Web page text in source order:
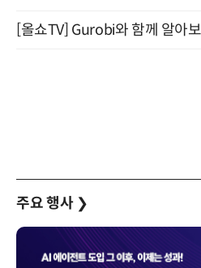
주요 행사 ❯